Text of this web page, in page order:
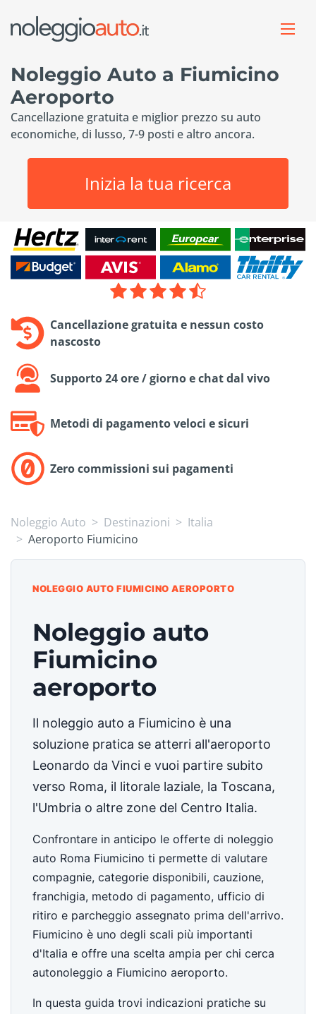
Noleggio Auto a Fiumicino
Aeroporto
Cancellazione gratuita e miglior prezzo su auto
economiche, di lusso, 7-9 posti e altro ancora.
Inizia la tua ricerca
Cancellazione gratuita e nessun costo
nascosto
Supporto 24 ore / giorno e chat dal vivo
Metodi di pagamento veloci e sicuri
Zero commissioni sui pagamenti
Noleggio Auto Destinazioni
Italia
Aeroporto Fiumicino
NOLEGGIO AUTO FIUMICINO AEROPORTO
Noleggio auto
Fiumicino
aeroporto
Il noleggio auto a Fiumicino è una
soluzione pratica se atterri all'aeroporto
Leonardo da Vinci e vuoi partire subito
verso Roma, il litorale laziale, la Toscana,
l'Umbria o altre zone del Centro Italia.
Confrontare in anticipo le offerte di noleggio
auto Roma Fiumicino ti permette di valutare
compagnie, categorie disponibili, cauzione,
franchigia, metodo di pagamento, ufficio di
ritiro e parcheggio assegnato prima dell'arrivo.
Fiumicino è uno degli scali più importanti
d'Italia e offre una scelta ampia per chi cerca
autonoleggio a Fiumicino aeroporto.
In questa guida trovi indicazioni pratiche su